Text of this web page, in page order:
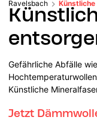
Ravelsbach
Gefährliche Abfälle
Künstliche
Jetzt